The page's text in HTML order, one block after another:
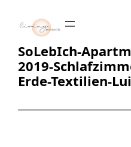
Inhalt
springen
SoLebIch-
2019-
Erde-Textilien-